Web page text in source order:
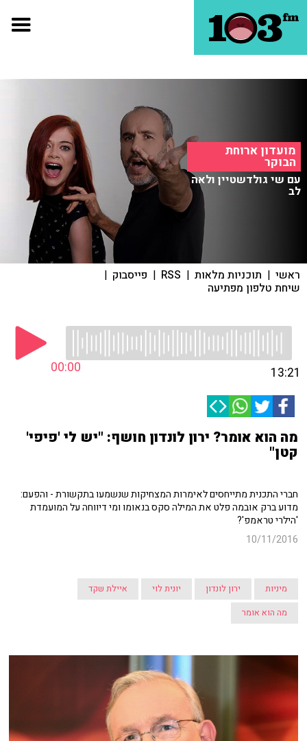
מועדון ארוחת
הבוקר
עם שי גולדשטיין ולאה
לב
ראשי | תוכניות מלאות |
RSS
| פייסבוק |
שיחת טלפון מפתיעה
00:00 13:21
מה הוא אומר? ירון לונדון חושף: "יש לי 'פיפי'
קטן"
חברי התכנית מתייחסים לאימרות המצחיקות שנשמעו בתקשורת - והפעם:
מדוע ברק אובמה פלט את המילה סקס בנאומו ומי דיווחה על המועמדת
'הילרי טראמפ'?
10/11/2016
מיניות ירון לונדון יונית לוי
איילת שקד
מה הוא אומר